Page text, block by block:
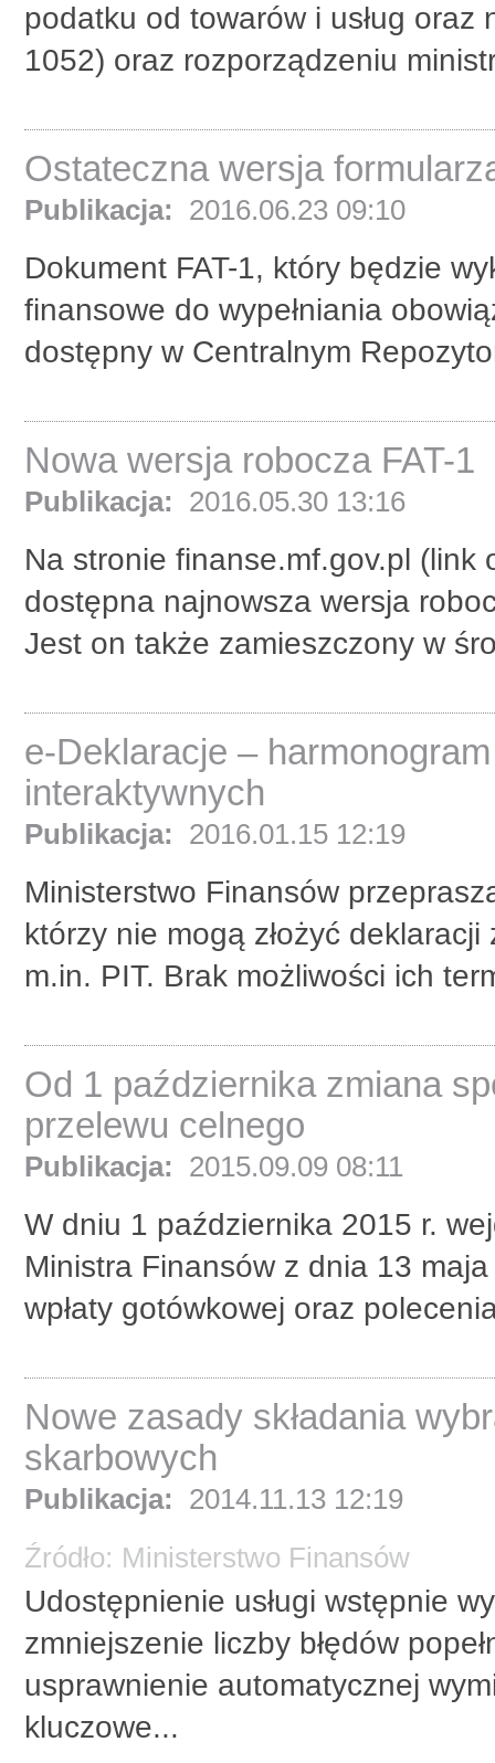
podatku od towarów i usług
1052) oraz rozporządzeniu
Ostateczna wersja
Publikacja: 2016.06.23 09:10
Dokument FAT-1, który będzie
finansowe do wypełniania
dostępny w Centralnym
Nowa wersja robocza FAT-1
Publikacja: 2016.05.30 13:16
Na stronie finanse.mf.gov.pl (link
dostępna najnowsza wersja
Jest on także zamieszczony w
e-Deklaracje –
interaktywnych
Publikacja: 2016.01.15 12:19
Ministerstwo Finansów
którzy nie mogą złożyć
m.in. PIT. Brak możliwości ich
Od 1 października zmiana
przelewu celnego
Publikacja: 2015.09.09 08:11
W dniu 1 października 2015 r.
Ministra Finansów z dnia 13
wpłaty gotówkowej oraz
Nowe zasady składania
skarbowych
Publikacja:
2014.11.13 12:19
Źródło: Ministerstwo Finansów
Udostępnienie usługi wstępnie
zmniejszenie liczby błędów
usprawnienie automatycznej
kluczowe...